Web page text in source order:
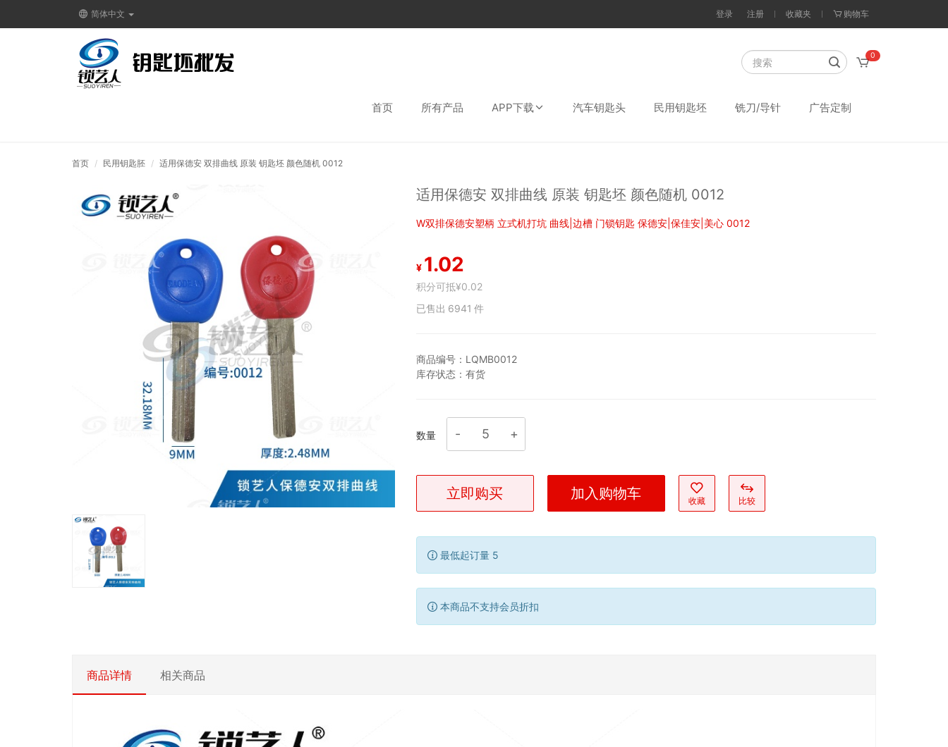
简体中文 登录 注册 收藏夹 购物车
0
首页 所有产品 APP下载 汽车钥匙头 民用钥匙坯 铣刀/导针 广告定制
首页 民用钥匙胚 适用保德安 双排曲线 原装 钥匙坯 颜色随机 0012
适用保德安 双排曲线 原装 钥匙坯 颜色随机 0012
W双排保德安塑柄 立式机打坑 曲线|边槽 门锁钥匙 保德安|保佳安|美心 0012
¥ 1.02
积分可抵¥0.02
已售出 6941 件
商品编号： LQMB0012
库存状态： 有货
数量
立即购买 加入购物车 收藏 比较
最低起订量 5
本商品不支持会员折扣
商品详情 相关商品